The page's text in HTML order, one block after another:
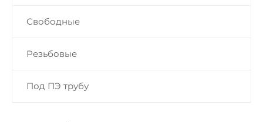
Свободные
Резьбовые
Под ПЭ трубу